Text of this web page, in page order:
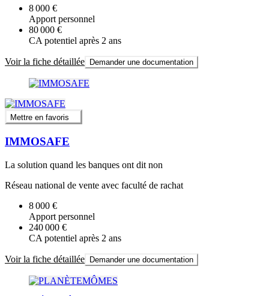
8 000 €
Apport personnel
80 000 €
CA potentiel après 2 ans
Voir la fiche détaillée Demander une documentation
Mettre en favoris
IMMOSAFE
La solution quand les banques ont dit non
Réseau national de vente avec faculté de rachat
8 000 €
Apport personnel
240 000 €
CA potentiel après 2 ans
Voir la fiche détaillée Demander une documentation